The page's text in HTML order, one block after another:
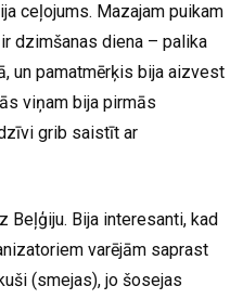
ceļojums. Mazajam puikam
dzimšanas diena – palika
un pamatmērķis bija aizvest
viņam bija pirmās
grib saistīt ar
Beļģiju. Bija interesanti, kad
varējām saprast
(smejas), jo šosejas